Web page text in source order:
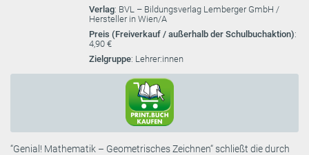
Verlag: BVL – Bildungsverlag Lemberger GmbH /
Hersteller in Wien/A
Preis (Freiverkauf / außerhalb der Schulbuchaktion):
4,90 €
Zielgruppe: Lehrer:innen
“Genial! Mathematik – Geometrisches Zeichnen“ schließt die durch